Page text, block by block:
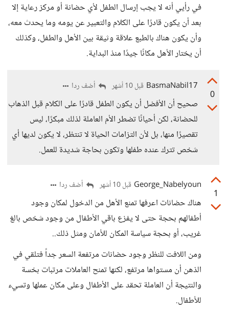
في رأيي أنه لا يجب إرسال الطفل لأي حضانة أو مركز رعاية إلا
بعد أن يكون قادرًا على الكلام والتعبير عن يومه وما يحدث معه،
وأن يكون هناك بالطبع علاقة وثيقة بين الأهل والطفل، وكذلك
أن يختار الأهل مكانًا جيدًا منذ البداية.
0
BasmaNabil17 قبل 10 أشهر أضف ردا
صحيح أن الأفضل أن يكون الطفل قادرًا على الكلام قبل الذهاب
للحضانة، لكن أحيانًا تضطر الأم العاملة لذلك مبكرًا، ليس
تقصيرًا منها، بل لأن التزامات الحياة لا تنتظر، لا يكون لديها أي
شخص تترك عنده طفلها وتكون بحاجة شديدة للعمل.
1
George_Nabelyoun قبل 10 أشهر أضف ردا
هناك حضانات اعرفها تمنع الأهل من الدخول لمكان وجود
أطفالهم بحجة حتى لا يفزع باقي الأطفال من وجود شخص بالغ
غريب، أو بحجة سياسة المكان للأمان ومثل ذلك..
ومن اللافت للنظر وجود حضانات مرتفعة السعر جداً فتلقي في
الذهن أن مستواها مرتفع، لكنها تمنح العاملات مرتبات بخسة
والنتيجة أن العاملة تحقد على الأطفال وعلى مكان عملها وتسيء
للأطفال.